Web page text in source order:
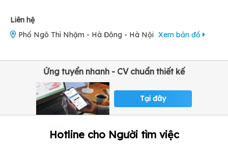
Liên hệ
Phố Ngô Thì Nhậm - Hà Đông - Hà Nội Xem bản đồ
Ứng tuyển nhanh - CV chuẩn thiết kế
Tại đây
Hotline cho Người tìm việc